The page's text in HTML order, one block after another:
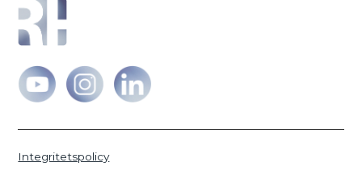
Integritetspolicy